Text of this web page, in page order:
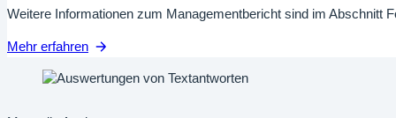
Weitere Informationen zum Managementbericht sind im Abschnitt
Mehr erfahren